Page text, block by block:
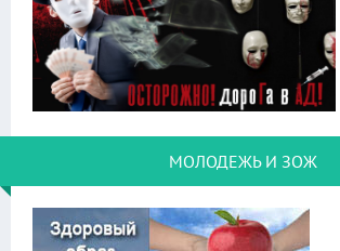
МОЛОДЕЖЬ И ЗОЖ